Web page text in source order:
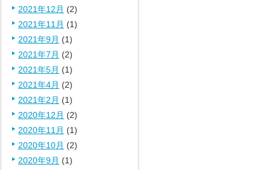
2021年12月 (2)
2021年11月 (1)
2021年9月 (1)
2021年7月 (2)
2021年5月 (1)
2021年4月 (2)
2021年2月 (1)
2020年12月 (2)
2020年11月 (1)
2020年10月 (2)
2020年9月 (1)